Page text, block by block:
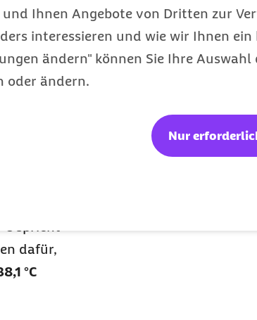
Ihnen Angebote von Dritten zur
interessieren und wie wir Ihnen ein
ändern" können Sie Ihre
oder ändern.
Nur
Denn
dafür,
°C